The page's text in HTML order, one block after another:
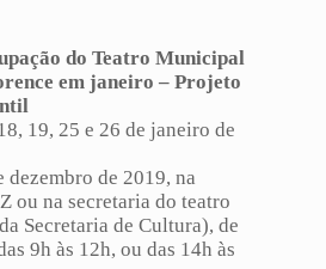
do Teatro Municipal
em janeiro – Projeto
19, 25 e 26 de janeiro de
dezembro de 2019, na
ou na secretaria do teatro
Secretaria de Cultura), de
9h às 12h, ou das 14h às